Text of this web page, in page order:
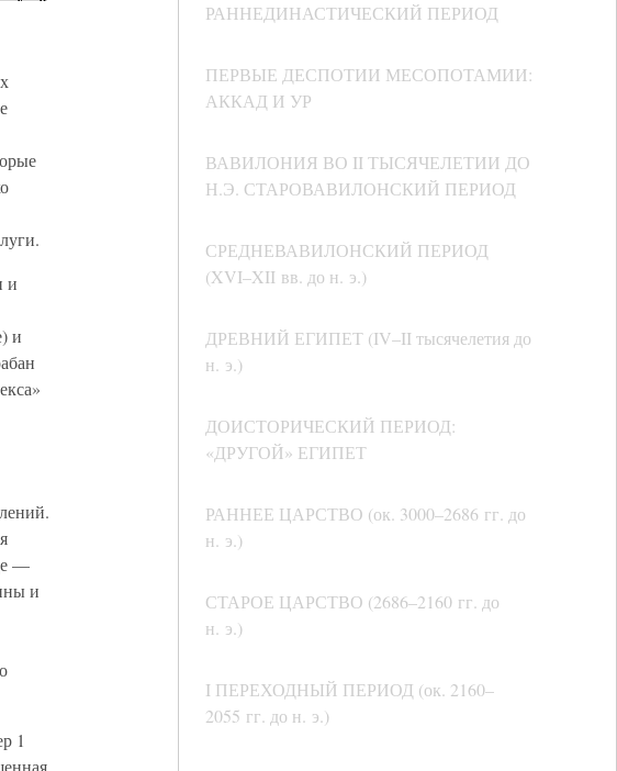
РАННЕДИНАСТИЧЕСКИЙ ПЕРИОД
ПЕРВЫЕ ДЕСПОТИИ МЕСОПОТАМИИ:
АККАД И УР
ВАВИЛОНИЯ ВО II ТЫСЯЧЕЛЕТИИ ДО
Н.Э. СТАРОВАВИЛОНСКИЙ ПЕРИОД
СРЕДНЕВАВИЛОНСКИЙ ПЕРИОД
(XVI–XII вв. до н. э.)
ДРЕВНИЙ ЕГИПЕТ (IV–II тысячелетия до
н. э.)
ДОИСТОРИЧЕСКИЙ ПЕРИОД:
«ДРУГОЙ» ЕГИПЕТ
РАННЕЕ ЦАРСТВО (ок. 3000–2686 гг. до
н. э.)
СТАРОЕ ЦАРСТВО (2686–2160 гг. до
н. э.)
I ПЕРЕХОДНЫЙ ПЕРИОД (ок. 2160–
2055 гг. до н. э.)
и
и
—
и
1